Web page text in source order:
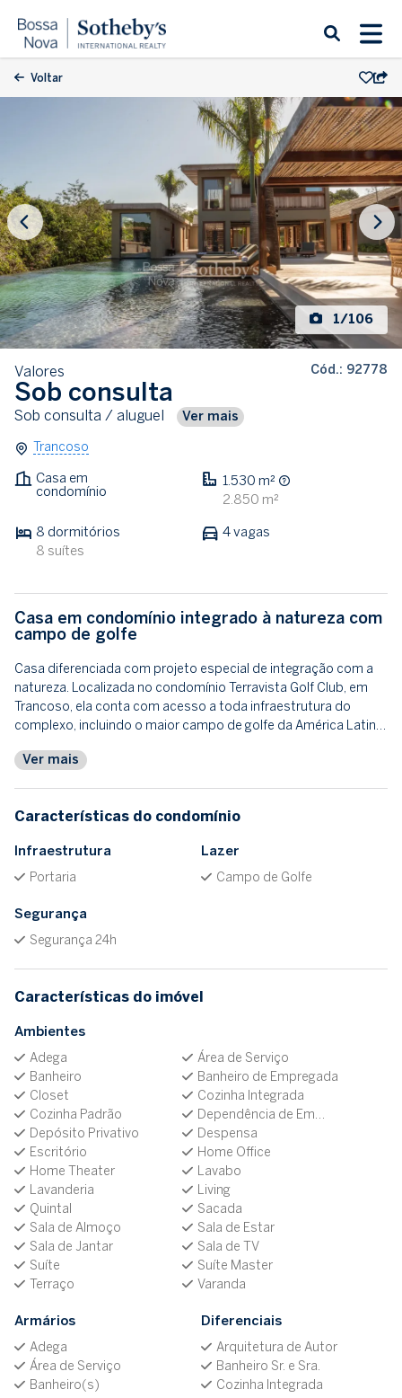
Voltar
1/106
Valores Cód.: 92778
Sob consulta
Sob consulta / aluguel Ver mais
Trancoso
Casa em
condomínio
1.530 m²
2.850 m²
8 dormitórios
8 suítes
4 vagas
Casa em condomínio integrado à natureza com
campo de golfe
Casa diferenciada com projeto especial de integração com a
natureza. Localizada no condomínio Terravista Golf Club, em
Trancoso, ela conta com acesso a toda infraestrutura do
complexo, incluindo o maior campo de golfe da América Latin…
Ver mais
Características do condomínio
Infraestrutura
Portaria
Lazer
Campo de Golfe
Segurança
Segurança 24h
Características do imóvel
Ambientes
Adega
Área de Serviço
Banheiro
Banheiro de Empregada
Closet
Cozinha Integrada
Cozinha Padrão
Dependência de Empregada
Depósito Privativo
Despensa
Escritório
Home Office
Home Theater
Lavabo
Lavanderia
Living
Quintal
Sacada
Sala de Almoço
Sala de Estar
Sala de Jantar
Sala de TV
Suíte
Suíte Master
Terraço
Varanda
Armários
Adega
Área de Serviço
Banheiro(s)
Diferenciais
Arquitetura de Autor
Banheiro Sr. e Sra.
Cozinha Integrada